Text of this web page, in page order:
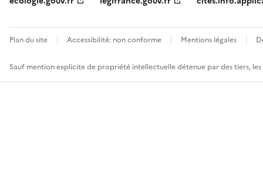
Plan du site Accessibilité: non conforme Mentions légales
Sauf mention explicite de propriété intellectuelle détenue par des tiers,